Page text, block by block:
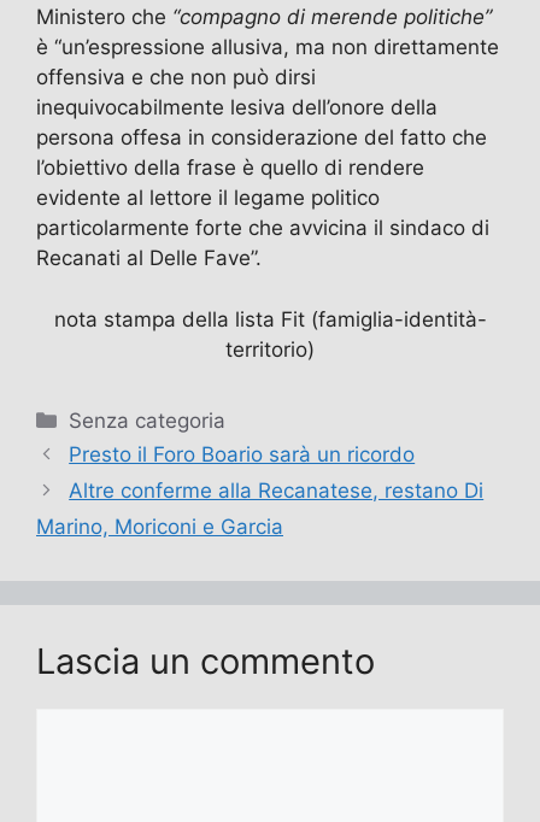
Ministero che “compagno di merende politiche”
è “un’espressione allusiva, ma non direttamente
offensiva e che non può dirsi
inequivocabilmente lesiva dell’onore della
persona offesa in considerazione del fatto che
l’obiettivo della frase è quello di rendere
evidente al lettore il legame politico
particolarmente forte che avvicina il sindaco di
Recanati al Delle Fave”.
nota stampa della lista Fit (famiglia-identità-
territorio)
Categorie
Senza categoria
Presto il Foro Boario sarà un ricordo
Altre conferme alla Recanatese, restano Di
Marino, Moriconi e Garcia
Lascia un commento